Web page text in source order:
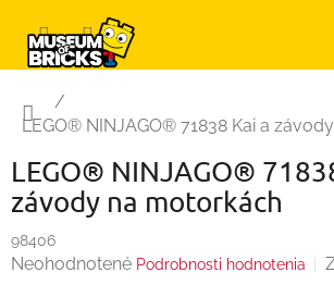
obsah
Domov
/
LEGO® NINJAGO® 71838 Kai a
LEGO® NINJAGO®
závody na motorkách
98406
Priemerné
Neohodnotené Podrobnosti hodnotenia